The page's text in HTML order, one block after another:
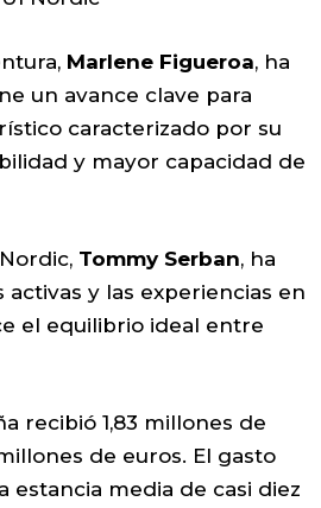
Marlene Figueroa, ha
un avance clave para
caracterizado por su
y mayor capacidad de
Tommy Serban, ha
y las experiencias en
el equilibrio ideal entre
recibió 1,83 millones de
de euros. El gasto
estancia media de casi diez